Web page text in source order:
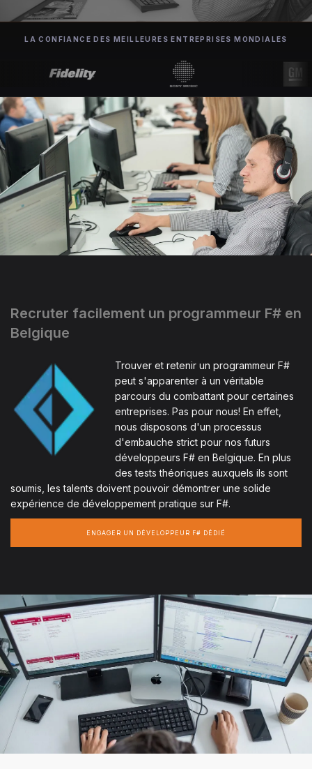
LA CONFIANCE DES MEILLEURES ENTREPRISES MONDIALES
Recruter facilement un programmeur F# en
Belgique
Trouver et retenir un programmeur F#
peut s'apparenter à un véritable
parcours du combattant pour certaines
entreprises. Pas pour nous! En effet,
nous disposons d'un processus
d'embauche strict pour nos futurs
développeurs F# en Belgique. En plus
des tests théoriques auxquels ils sont
soumis, les talents doivent pouvoir démontrer une solide
expérience de développement pratique sur F#.
ENGAGER UN DÉVELOPPEUR F# DÉDIÉ